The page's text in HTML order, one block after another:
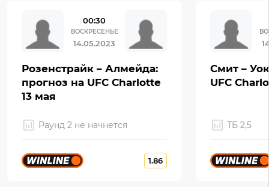
00:30
ВОСКРЕСЕНЬЕ
14.05.2023
Розенстрайк – Алмейда:
прогноз на UFC Charlotte
13 мая
Раунд 2 не начнется
1.86
Смит –
UFC
ТБ 2,5